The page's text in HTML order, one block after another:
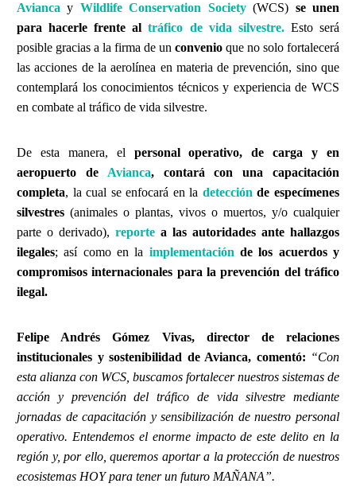
Avianca y Wildlife Conservation Society(WCS) se unen
para hacerle frente altráfico de vida silvestre. Esto será
posible gracias a la firma de un convenio que no solo fortalecerá
las acciones de la aerolínea en materia de prevención, sino que
contemplará los conocimientos técnicos y experiencia de WCS
en combate al tráfico de vida silvestre.
De esta manera, el personal operativo, de carga y en
aeropuerto de Avianca, contará con una capacitación
completa, la cual se enfocará en la detección de especímenes
silvestres (animales o plantas, vivos o muertos, y/o cualquier
parte o derivado), reporte a las autoridades ante hallazgos
ilegales; así como en la implementación de los acuerdos y
compromisos internacionales para la prevención del tráfico
ilegal.
Felipe Andrés Gómez Vivas, director de relaciones
institucionales y sostenibilidad de Avianca, comentó: “Con
esta alianza con WCS, buscamos fortalecer nuestros sistemas de
acción y prevención del tráfico de vida silvestre mediante
jornadas de capacitación y sensibilización de nuestro personal
operativo. Entendemos el enorme impacto de este delito en la
región y, por ello, queremos aportar a la protección de nuestros
ecosistemas HOY para tener un futuro MAÑANA”.